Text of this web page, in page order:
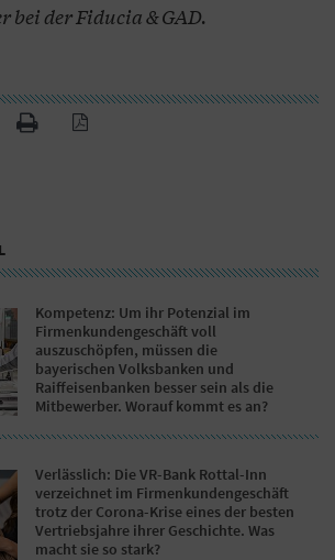
bei der Fiducia & GAD.
Kompetenz: Um ihr Potenzial im
Firmenkundengeschäft voll
auszuschöpfen, müssen die
bayerischen Volksbanken und
Raiffeisenbanken besser sein als die
Mitbewerber. Worauf kommt es an?
Verlässlich: Die VR-Bank Rottal-Inn
verzeichnet im Firmenkundengeschäft
trotz der Corona-Krise eines der besten
Vertriebsjahre ihrer Geschichte. Was
macht sie so stark?